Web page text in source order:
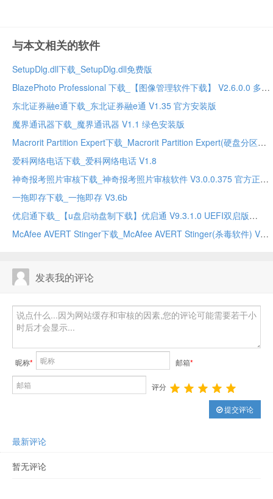
与本文相关的软件
SetupDlg.dll下载_SetupDlg.dll免费版
BlazePhoto Professional 下载_【图像管理软件下载】 V2.6.0.0 多国语言安装版
东北证券融e通下载_东北证券融e通 V1.35 官方安装版
魔界通讯器下载_魔界通讯器 V1.1 绿色安装版
Macrorit Partition Expert下载_Macrorit Partition Expert(硬盘分区工具)下载 V5.3.9 绿色英文版
爱科网络电话下载_爱科网络电话 V1.8
神奇报考照片审核下载_神奇报考照片审核软件 V3.0.0.375 官方正式安装版
一拖即存下载_一拖即存 V3.6b
优启通下载_【u盘启动盘制下载】优启通 V9.3.1.0 UEFI双启版
McAfee AVERT Stinger下载_McAfee AVERT Stinger(杀毒软件) V12.2.0.68 32位绿色英文版
发表我的评论
昵称* 邮箱*
评分
提交评论
最新评论
暂无评论